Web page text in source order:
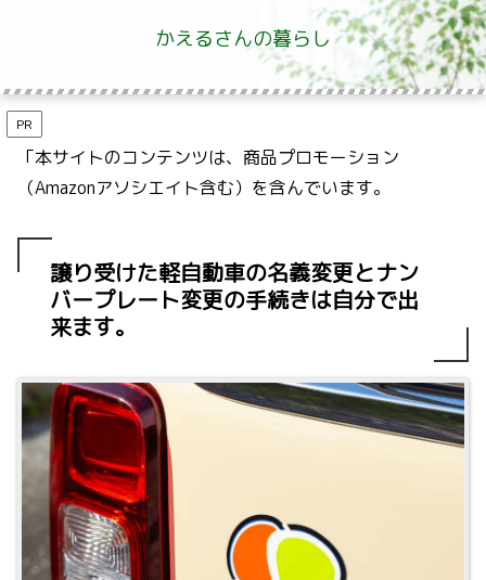
かえるさんの暮らし
PR
「本サイトのコンテンツは、商品プロモーション
（Amazonアソシエイト含む）を含んでいます。
譲り受けた軽自動車の名義変更とナン
バープレート変更の手続きは自分で出
来ます。